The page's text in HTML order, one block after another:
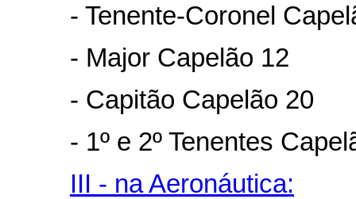
- Tenente-Coronel
- Major Capelão 12
- Capitão Capelão 20
- 1º e 2º Tenentes
III - na Aeronáutica: